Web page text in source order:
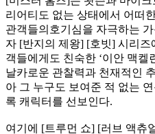
리어티도 없는 상태에서 어떠
관객들의호기심을 자극하는
자 [반지의 제왕] [호빗] 시리
객들에게도 친숙한 ‘이안 맥켈
날카로운 관찰력과 천재적인
아 그 누구도 보여준 적 없는
록 캐릭터를 선보인다.
여기에 [트루먼 쇼] [러브 액츄